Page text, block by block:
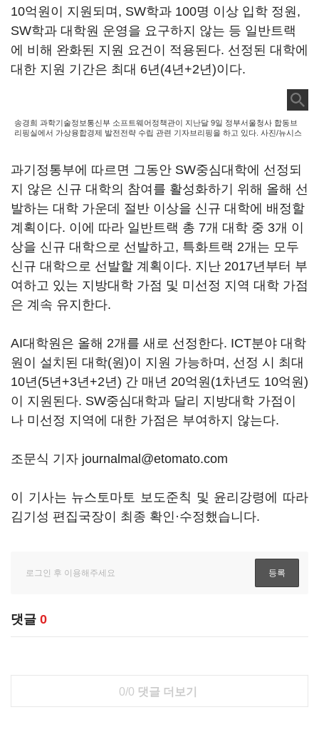
10억원이 지원되며, SW학과 100명 이상 입학 정원,
SW학과 대학원 운영을 요구하지 않는 등 일반트랙
에 비해 완화된 지원 요건이 적용된다. 선정된 대학에
대한 지원 기간은 최대 6년(4년+2년)이다.
송경희 과학기술정보통신부 소프트웨어정책관이 지난달 9일 정부서울청사 합동브
리핑실에서 가상융합경제 발전전략 수립 관련 기자브리핑을 하고 있다. 사진/뉴시스
과기정통부에 따르면 그동안 SW중심대학에 선정되
지 않은 신규 대학의 참여를 활성화하기 위해 올해 선
발하는 대학 가운데 절반 이상을 신규 대학에 배정할
계획이다. 이에 따라 일반트랙 총 7개 대학 중 3개 이
상을 신규 대학으로 선발하고, 특화트랙 2개는 모두
신규 대학으로 선발할 계획이다. 지난 2017년부터 부
여하고 있는 지방대학 가점 및 미선정 지역 대학 가점
은 계속 유지한다.
AI대학원은 올해 2개를 새로 선정한다. ICT분야 대학
원이 설치된 대학(원)이 지원 가능하며, 선정 시 최대
10년(5년+3년+2년) 간 매년 20억원(1차년도 10억원)
이 지원된다. SW중심대학과 달리 지방대학 가점이
나 미선정 지역에 대한 가점은 부여하지 않는다.
조문식 기자 journalmal@etomato.com
이 기사는 뉴스토마토 보도준칙 및 윤리강령에 따라
김기성 편집국장이 최종 확인·수정했습니다.
댓글 0
0/0 댓글 더보기